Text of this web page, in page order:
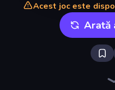
Acest joc este
Arată